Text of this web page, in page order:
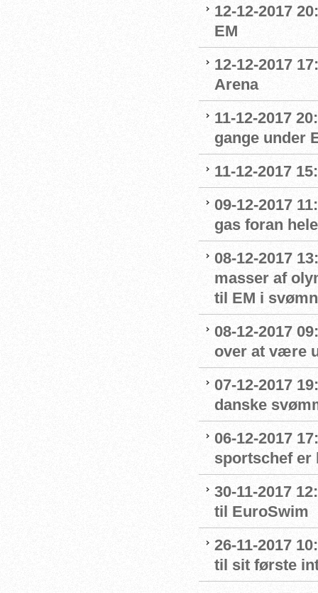
12-12-2017
EM
12-12-2017
Arena
11-12-2017
gange under
11-12-2017
09-12-2017
gas foran
08-12-2017
masser af
til EM i
08-12-2017
over at være
07-12-2017
danske
06-12-2017
sportschef er
30-11-2017
til EuroSwim
26-11-2017
til sit første